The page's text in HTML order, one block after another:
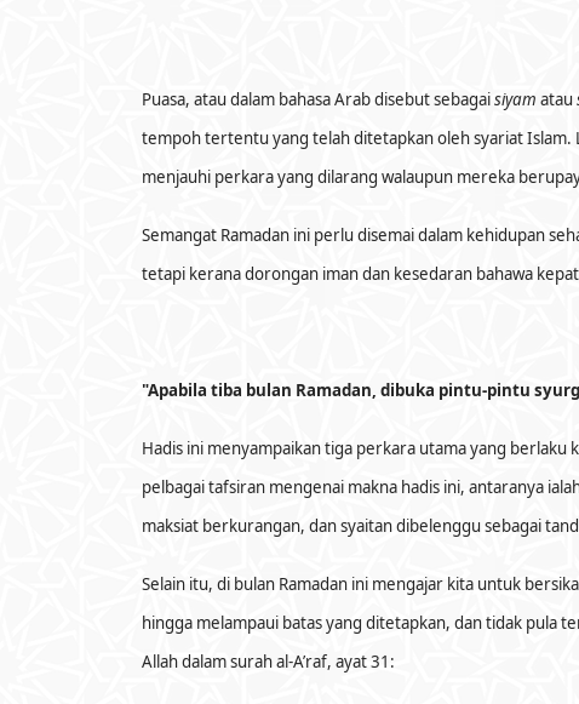
Puasa, atau dalam bahasa Arab disebut sebagaisiyam atau
tempoh tertentu yang telah ditetapkan oleh syariat Islam.
menjauhi perkara yang dilarang walaupun mereka
Semangat Ramadan ini perlu disemai dalam kehidupan
tetapi kerana dorongan iman dan kesedaran bahawa
"Apabila tiba bulan Ramadan, dibuka pintu-pintu
Hadis ini menyampaikan tiga perkara utama yang
pelbagai tafsiran mengenai makna hadis ini, antaranya
maksiat berkurangan, dan syaitan dibelenggu sebagai
Selain itu, di bulan Ramadan ini mengajar kita untuk
hingga melampaui batas yang ditetapkan, dan tidak pula
Allah dalam surah al-A’raf, ayat 31: